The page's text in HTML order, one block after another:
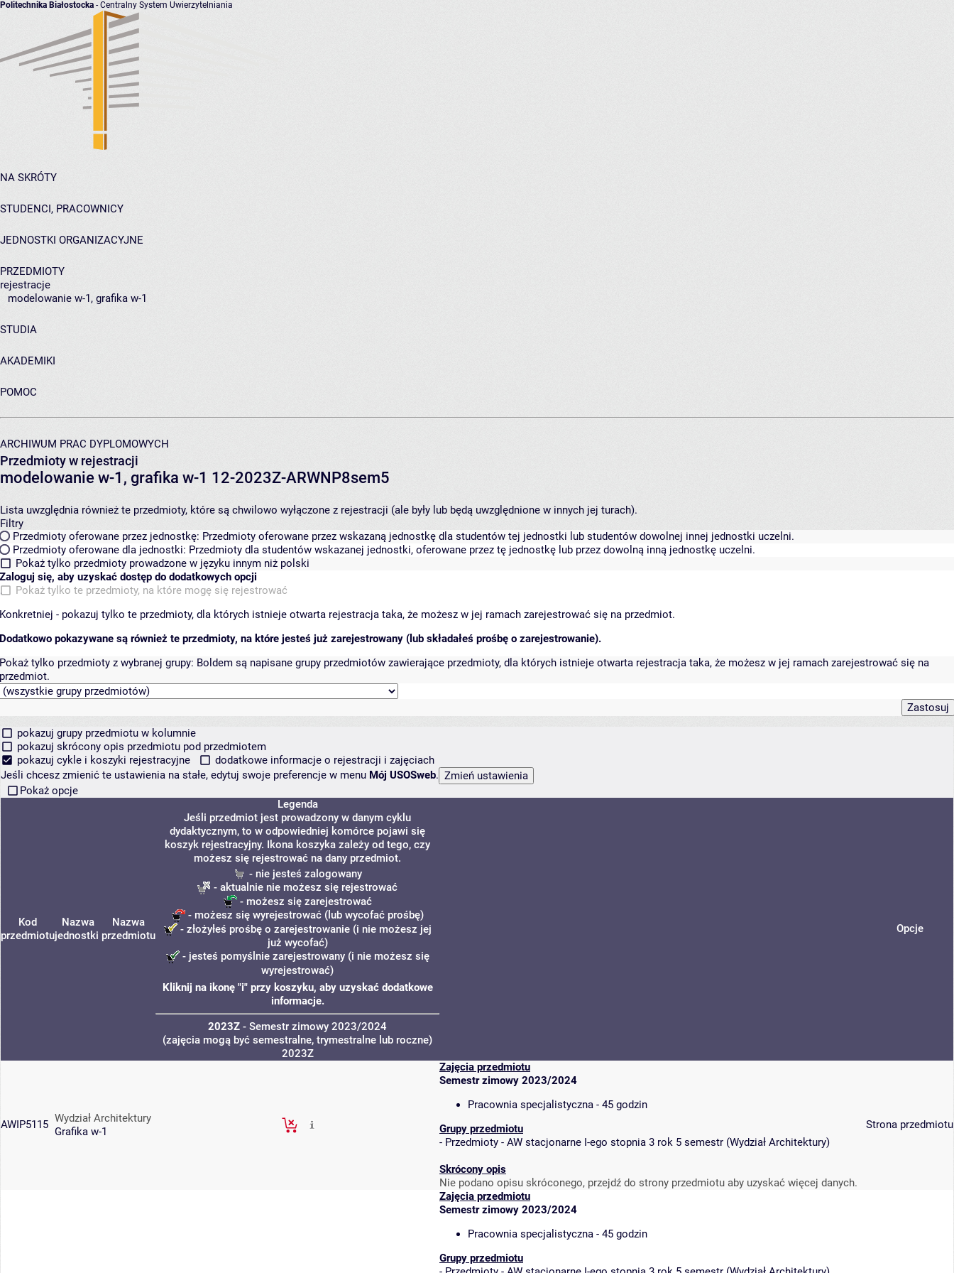
Politechnika Białostocka - Centralny System Uwierzytelniania
NA SKRÓTY
STUDENCI, PRACOWNICY
JEDNOSTKI ORGANIZACYJNE
PRZEDMIOTY
rejestracje
modelowanie w-1, grafika w-1
STUDIA
AKADEMIKI
POMOC
ARCHIWUM PRAC DYPLOMOWYCH
Przedmioty w rejestracji
modelowanie w-1, grafika w-1 12-2023Z-ARWNP8sem5
Lista uwzględnia również te przedmioty, które są chwilowo wyłączone z rejestracji (ale były lub będą uwzględnione w innych jej turach).
Filtry
Przedmioty oferowane przez jednostkę: Przedmioty oferowane przez wskazaną jednostkę dla studentów tej jednostki lub studentów dowolnej innej jednostki uczelni.
Przedmioty oferowane dla jednostki: Przedmioty dla studentów wskazanej jednostki, oferowane przez tę jednostkę lub przez dowolną inną jednostkę uczelni.
Pokaż tylko przedmioty prowadzone w języku innym niż polski
Zaloguj się, aby uzyskać dostęp do dodatkowych opcji
Pokaż tylko te przedmioty, na które mogę się rejestrować
Konkretniej - pokazuj tylko te przedmioty, dla których istnieje otwarta rejestracja taka, że możesz w jej ramach zarejestrować się na przedmiot.
Dodatkowo pokazywane są również te przedmioty, na które jesteś już zarejestrowany (lub składałeś prośbę o zarejestrowanie).
Pokaż tylko przedmioty z wybranej grupy: Boldem są napisane grupy przedmiotów zawierające przedmioty, dla których istnieje otwarta rejestracja taka, że możesz w jej ramach zarejestrować się na
przedmiot.
pokazuj grupy przedmiotu w kolumnie
pokazuj skrócony opis przedmiotu pod przedmiotem
pokazuj cykle i koszyki rejestracyjne
dodatkowe informacje o rejestracji i zajęciach
Jeśli chcesz zmienić te ustawienia na stałe, edytuj swoje preferencje w menu Mój USOSweb.
Pokaż opcje
Kod
przedmiotu
Nazwa
jednostki
Nazwa
przedmiotu
Legenda
Jeśli przedmiot jest prowadzony w danym cyklu
dydaktycznym, to w odpowiedniej komórce pojawi się
koszyk rejestracyjny. Ikona koszyka zależy od tego, czy
możesz się rejestrować na dany przedmiot.
- nie jesteś zalogowany
- aktualnie nie możesz się rejestrować
- możesz się zarejestrować
- możesz się wyrejestrować (lub wycofać prośbę)
- złożyłeś prośbę o zarejestrowanie (i nie możesz jej
już wycofać)
- jesteś pomyślnie zarejestrowany (i nie możesz się
wyrejestrować)
Kliknij na ikonę "i" przy koszyku, aby uzyskać dodatkowe
informacje.
2023Z - Semestr zimowy 2023/2024
(zajęcia mogą być semestralne, trymestralne lub roczne)
Opcje
2023Z
AWIP5115 Wydział Architektury
Grafika w-1
Zajęcia przedmiotu
Semestr zimowy 2023/2024
Pracownia specjalistyczna - 45 godzin
Grupy przedmiotu
- Przedmioty - AW stacjonarne I-ego stopnia 3 rok 5 semestr (Wydział Architektury)
Skrócony opis
Nie podano opisu skróconego, przejdź do strony przedmiotu aby uzyskać więcej danych.
Strona przedmiotu
Zajęcia przedmiotu
Semestr zimowy 2023/2024
Pracownia specjalistyczna - 45 godzin
Grupy przedmiotu